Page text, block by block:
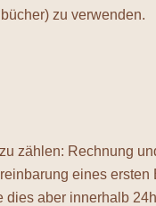
zu verwenden.
zählen: Rechnung
eines ersten
aber innerhalb